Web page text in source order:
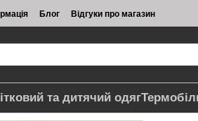
Блог Відгуки про магазин
та дитячий одяг